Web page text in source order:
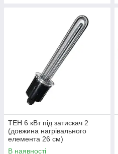
ТЕН 6 кВт під затискач 2
(довжина нагрівального
елемента 26 см)
В наявності